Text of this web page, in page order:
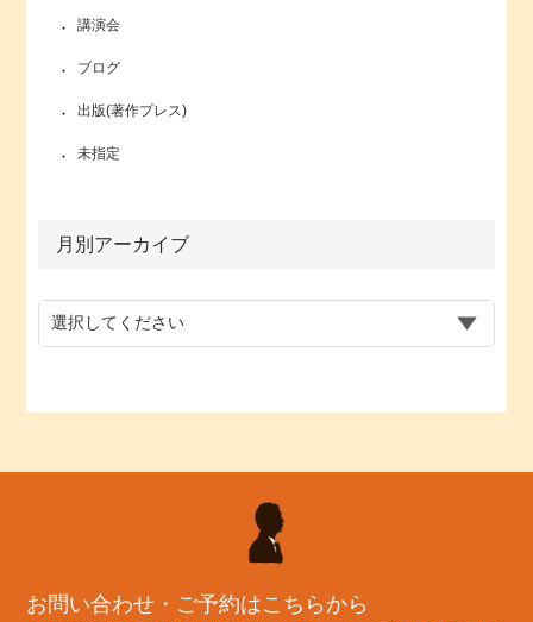
講演会
ブログ
出版(著作プレス)
未指定
月別アーカイブ
お問い合わせ・ご予約はこちらから